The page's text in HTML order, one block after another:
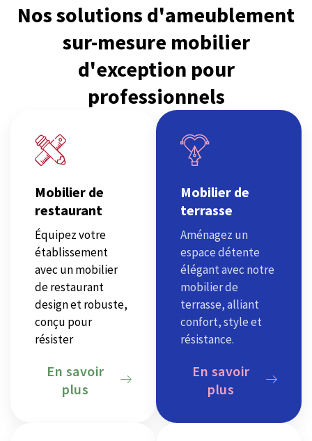
Nos solutions d'ameublement
sur-mesure mobilier
d'exception pour
professionnels
Mobilier de
restaurant
Équipez votre
établissement
avec un mobilier
de restaurant
design et robuste,
conçu pour
résister
En savoir
plus
Mobilier de
terrasse
Aménagez un
espace détente
élégant avec notre
mobilier de
terrasse, alliant
confort, style et
résistance.
En savoir
plus